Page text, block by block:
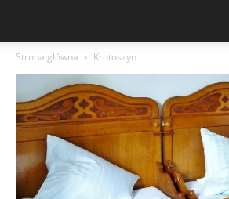
Strona główna Krotoszyn